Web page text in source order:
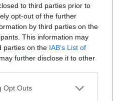
to third parties prior to
opt-out of the further
by third parties on the
This information may
parties on the IAB’s List of
further disclose it to other
uses one or more Google
Opt Outs
στα οποία
του για την
χωρίς, ωστόσο, να
εξαπάτηση ή
μεταξύ του
αρκετές φορές, ενώ